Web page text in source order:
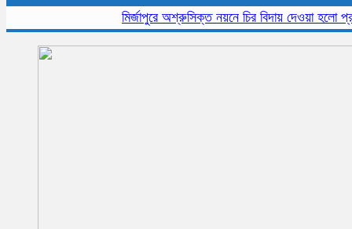
মির্জাপুরে অশ্রুসিক্ত নয়নে চির বিদায় দেওয়া হলো প্রবীন